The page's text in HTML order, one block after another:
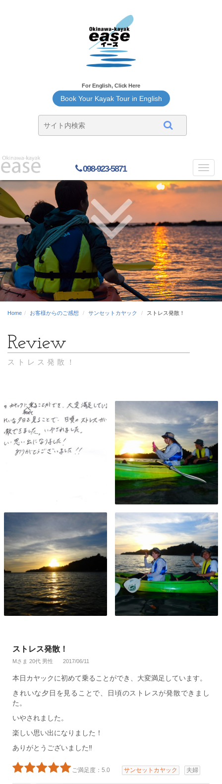
For English, Click Here
Book Your Kayak Tour in English
098-923-5871
Home お客様からのご感想 サンセットカヤック ストレス発散！
ストレス発散！
ストレス発散！
Mさま 20代 男性 2017/06/11
本日カヤックに初めて乗ることができ、大変満足しています。
きれいな夕日を見ることで、日頃のストレスが発散できまし
た。
いやされました。
楽しい思い出になりました！
ありがとうございました‼
ご満足度：5.0 サンセットカヤック 夫婦